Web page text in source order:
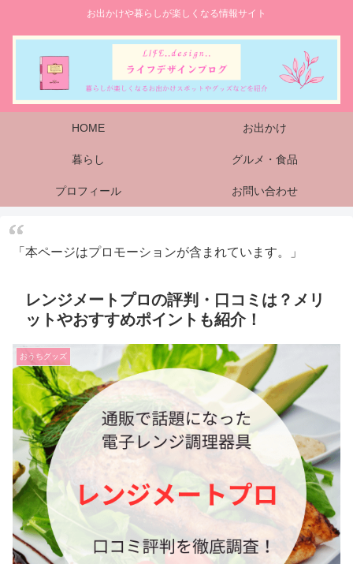
お出かけや暮らしが楽しくなる情報サイト
HOME お出かけ
暮らし グルメ・食品
プロフィール お問い合わせ
「本ページはプロモーションが含まれています。」
レンジメートプロの評判・口コミは？メリ
ットやおすすめポイントも紹介！
おうちグッズ